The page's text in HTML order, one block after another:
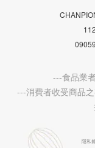
---食品業
---消費者收受商品
隱私條